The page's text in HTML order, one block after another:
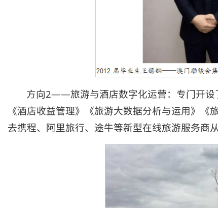
方向2——旅游与酒店数字化运营：专门开设
《酒店收益管理》《旅游大数据分析与运用》
去携程、阿里旅行、途牛等新型在线旅游服务商